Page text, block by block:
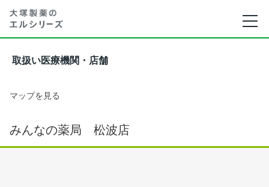
取扱い医療機関・店舗
マップを見る
みんなの薬局 松波店